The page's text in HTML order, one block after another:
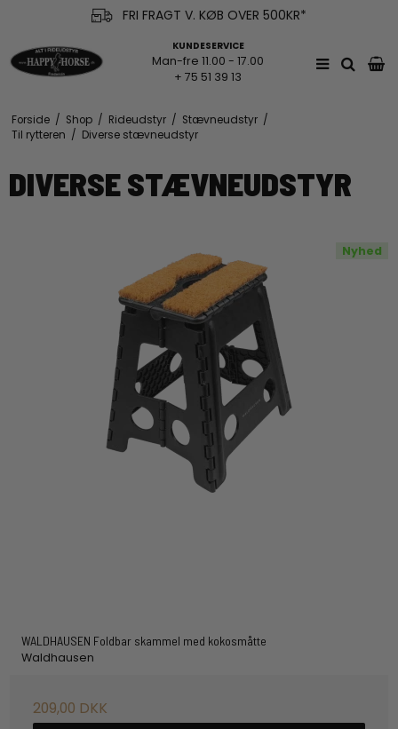
FRI FRAGT V. KØB OVER 500KR*
KUNDESERVICE
Man-fre 11.00 - 17.00
+ 75 51 39 13
Forside / Shop / Rideudstyr / Stævneudstyr /
Til rytteren / Diverse stævneudstyr
DIVERSE STÆVNEUDSTYR
Nyhed
WALDHAUSEN Foldbar skammel med kokosmåtte
Waldhausen
209,00 DKK